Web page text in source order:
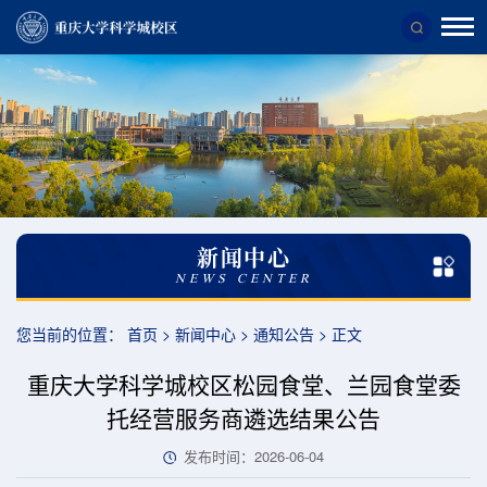
校
区
概
况
校
新闻中心
NEWS CENTER
您当前的位置： 首页 > 新闻中心 > 通知公告 > 正文
重庆大学科学城校区松园食堂、兰园食堂委
托经营服务商遴选结果公告
发布时间：2026-06-04